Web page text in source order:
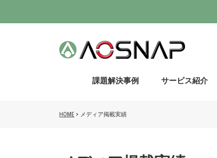
課題解決事例 サービス紹介
HOME > メディア掲載実績